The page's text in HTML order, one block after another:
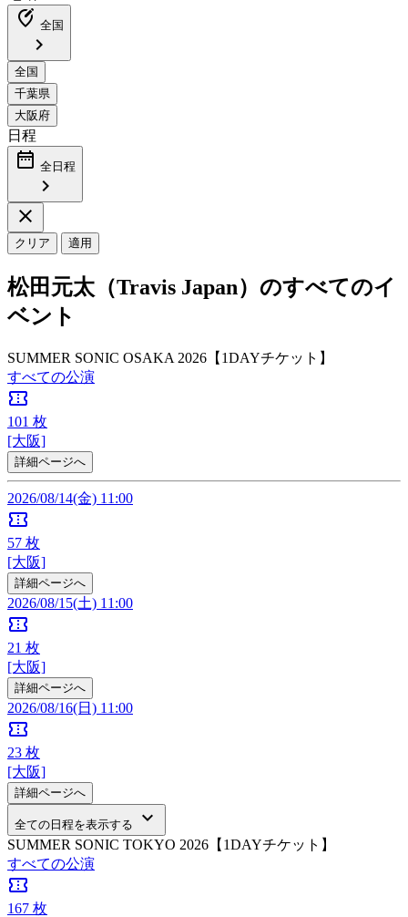
edit_location_alt 全国
chevron_right
日程
date_range 全日程
chevron_right
close
クリア 適用
松田元太（Travis Japan）のすべてのイ
ベント
SUMMER SONIC OSAKA 2026【1DAYチケット】
すべての公演
confirmation_number
101 枚
[大阪]
詳細ページへ
2026/08/14(金) 11:00
confirmation_number
57 枚
[大阪]
詳細ページへ
2026/08/15(土) 11:00
confirmation_number
21 枚
[大阪]
詳細ページへ
2026/08/16(日) 11:00
confirmation_number
23 枚
[大阪]
詳細ページへ
全ての日程を表示する keyboard_arrow_down
SUMMER SONIC TOKYO 2026【1DAYチケット】
すべての公演
confirmation_number
167 枚